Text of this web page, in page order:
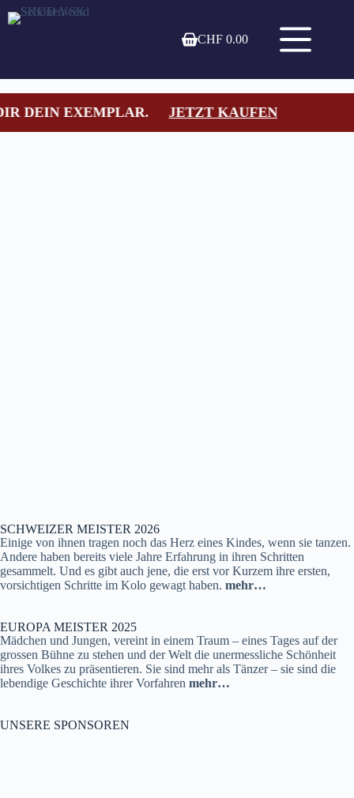
CHF 0.00
JETZT KAUFEN
SCHWEIZER MEISTER 2026
Einige von ihnen tragen noch das Herz eines Kindes, wenn sie tanzen.
Andere haben bereits viele Jahre Erfahrung in ihren Schritten
gesammelt. Und es gibt auch jene, die erst vor Kurzem ihre ersten,
vorsichtigen Schritte im Kolo gewagt haben. mehr…
EUROPA MEISTER 2025
Mädchen und Jungen, vereint in einem Traum – eines Tages auf der
grossen Bühne zu stehen und der Welt die unermessliche Schönheit
ihres Volkes zu präsentieren. Sie sind mehr als Tänzer – sie sind die
lebendige Geschichte ihrer Vorfahren mehr…
UNSERE SPONSOREN